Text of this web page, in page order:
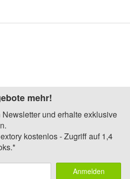
mehr!
und erhalte exklusive
kostenlos - Zugriff auf 1,4
Anmelden